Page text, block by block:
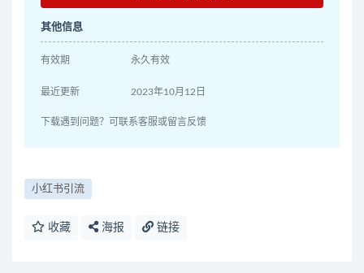
其他信息
有效期 永久有效
最近更新 2023年10月12日
下载遇到问题？可联系客服或留言反馈
小红书引流
收藏 海报 链接